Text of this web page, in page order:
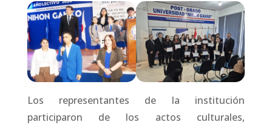
Los representantes de la institución
participaron de los actos culturales,